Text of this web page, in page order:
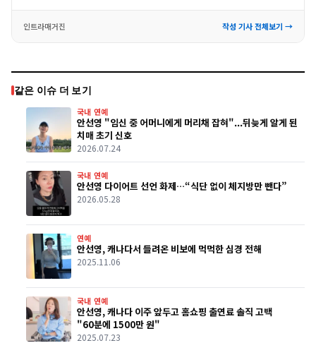
인트라매거진 작성 기사 전체보기 →
같은 이슈 더 보기
국내 연예
안선영 "임신 중 어머니에게 머리채 잡혀"...뒤늦게 알게 된
치매 초기 신호
2026.07.24
국내 연예
안선영 다이어트 선언 화제…“식단 없이 체지방만 뺀다”
2026.05.28
연예
안선영, 캐나다서 들려온 비보에 먹먹한 심경 전해
2025.11.06
국내 연예
안선영, 캐나다 이주 앞두고 홈쇼핑 출연료 솔직 고백
"60분에 1500만 원"
2025.07.23